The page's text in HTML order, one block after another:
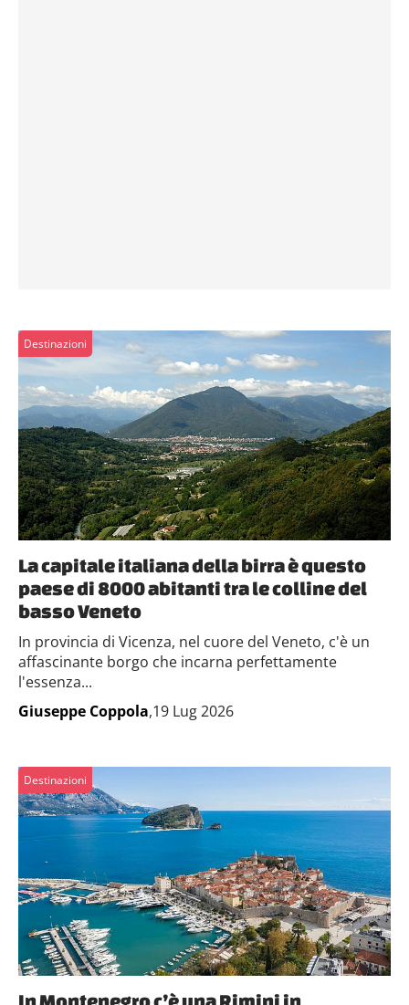
Destinazioni
La capitale italiana della birra è questo
paese di 8000 abitanti tra le colline del
basso Veneto
In provincia di Vicenza, nel cuore del Veneto, c'è un
affascinante borgo che incarna perfettamente
l'essenza...
Giuseppe Coppola,19 Lug 2026
Destinazioni
In Montenegro c’è una Rimini in